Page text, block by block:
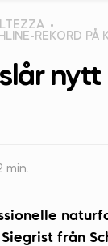
REKORD PÅ
min.
från